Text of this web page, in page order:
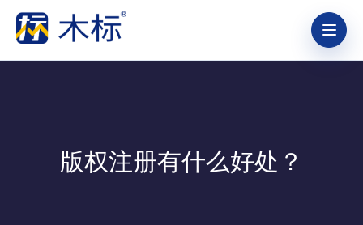
版权注册有什么好处？